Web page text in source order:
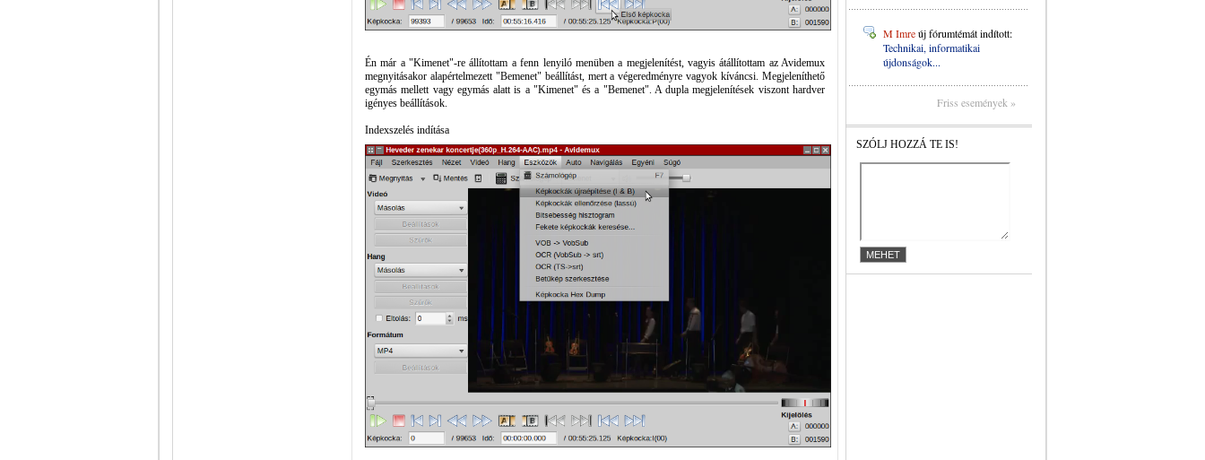
Én már a "Kimenet"-re állítottam a fenn lenyiló menüben a megjelenítést, vagyis átállítottam az Avidemux
megnyitásakor alapértelmezett "Bemenet" beállítást, mert a végeredményre vagyok kíváncsi. Megjeleníthető
egymás mellett vagy egymás alatt is a "Kimenet" és a "Bemenet". A dupla megjelenítések viszont hardver
igényes beállítások.
Indexszelés indítása
M Imreúj fórumtémát indított:
Technikai, informatikai
újdonságok...
Friss események »
SZÓLJ HOZZÁ TE IS!